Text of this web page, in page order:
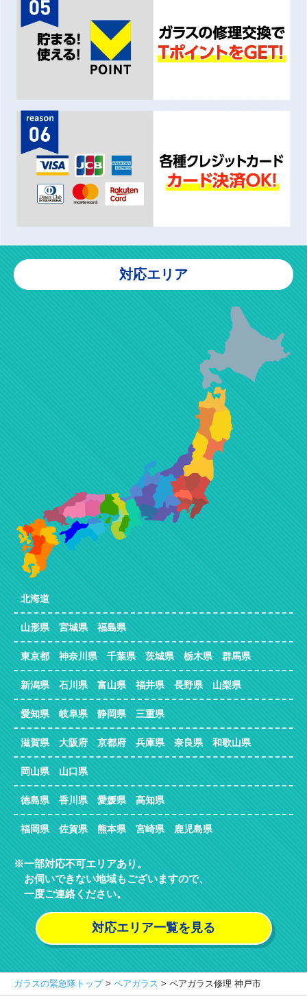
対応エリア
北海道
山形県 宮城県 福島県
東京都 神奈川県 千葉県 茨城県 栃木県 群馬県
新潟県 石川県 富山県 福井県 長野県 山梨県
愛知県 岐阜県 静岡県 三重県
滋賀県 大阪府 京都府 兵庫県 奈良県 和歌山県
岡山県 山口県
徳島県 香川県 愛媛県 高知県
福岡県 佐賀県 熊本県 宮崎県 鹿児島県
一部対応不可エリアあり。
お伺いできない地域もございますので、
一度ご連絡ください。
対応エリア一覧を見る
ガラスの緊急隊トップ> ペアガラス > ペアガラス修理 神戸市